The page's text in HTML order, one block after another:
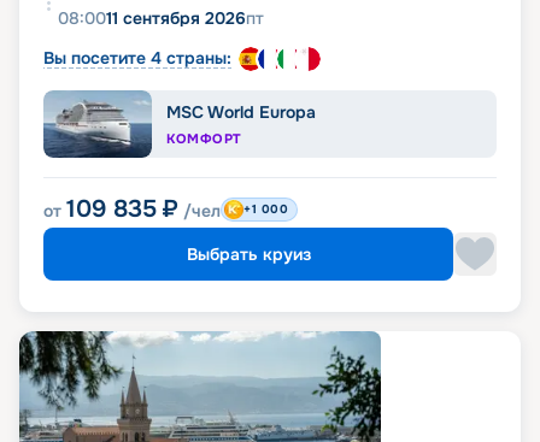
08:0011 сентября 2026пт
Вы посетите 4 страны:
MSC World Europa
КОМФОРТ
от 109 835 ₽ /чел +1 000
Выбрать круиз